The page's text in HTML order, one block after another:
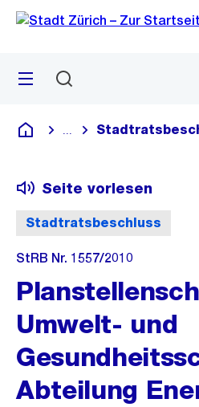
Navigation
Sprunglink
Menü
Deutsch
Blende alle Breadcrumbs
Stadtratsbeschluss
Seite vorlesen
StRB Nr. 1557/2010
Umwelt- und
Abteilung